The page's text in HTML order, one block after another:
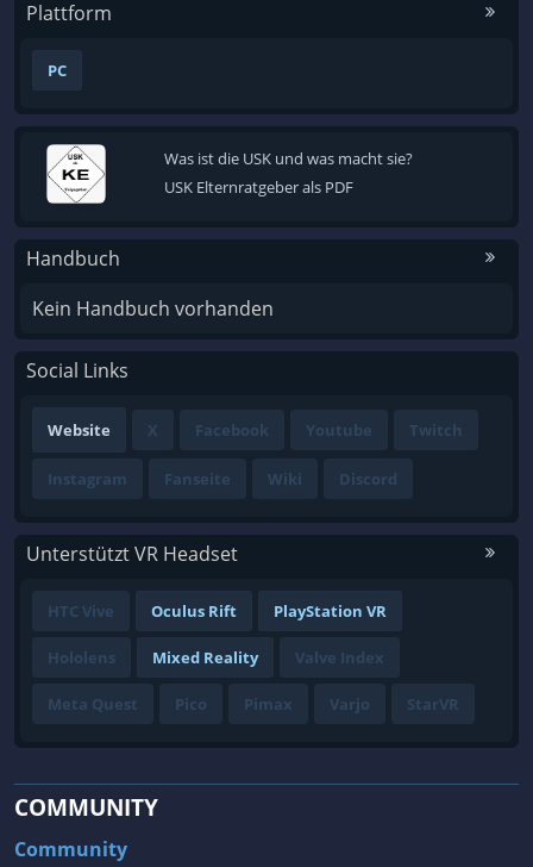
Plattform
PC
Was ist die USK und was macht sie?
USK Elternratgeber als PDF
Handbuch
Kein Handbuch vorhanden
Social Links
Website X Facebook Youtube Twitch
Instagram Fanseite Wiki Discord
Unterstützt VR Headset
HTC Vive Oculus Rift PlayStation VR
Hololens Mixed Reality Valve Index
Meta Quest Pico Pimax Varjo StarVR
COMMUNITY
Community